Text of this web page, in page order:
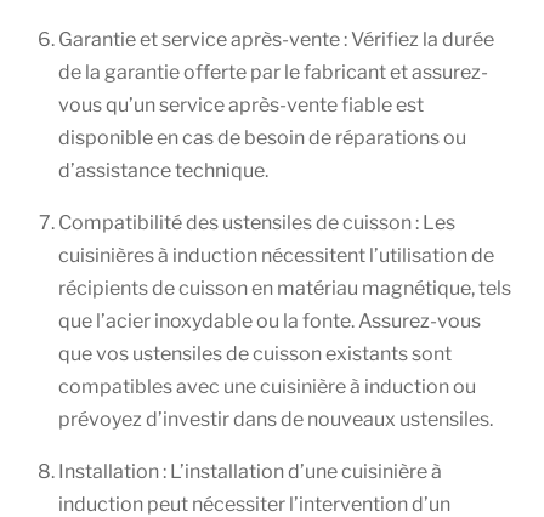
Garantie et service après-vente : Vérifiez la durée
de la garantie offerte par le fabricant et assurez-
vous qu’un service après-vente fiable est
disponible en cas de besoin de réparations ou
d’assistance technique.
Compatibilité des ustensiles de cuisson : Les
cuisinières à induction nécessitent l’utilisation de
récipients de cuisson en matériau magnétique, tels
que l’acier inoxydable ou la fonte. Assurez-vous
que vos ustensiles de cuisson existants sont
compatibles avec une cuisinière à induction ou
prévoyez d’investir dans de nouveaux ustensiles.
Installation : L’installation d’une cuisinière à
induction peut nécessiter l’intervention d’un